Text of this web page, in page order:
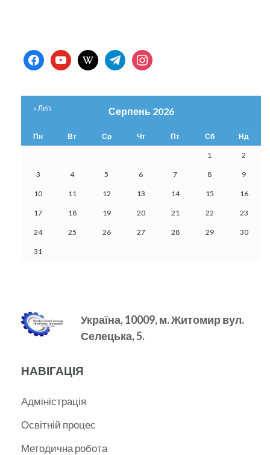
facebookyoutubewikipediatelegraminstagram
Серпень 2026
Пн Вт Ср Чт Пт Сб Нд
1 2
3 4 5 6 7 8 9
10 11 12 13 14 15 16
17 18 19 20 21 22 23
24 25 26 27 28 29 30
31
« Лип
Україна, 10009, м.Житомир вул.
Селецька, 5.
НАВІГАЦІЯ
Адміністрація
Освітній процес
Методична робота